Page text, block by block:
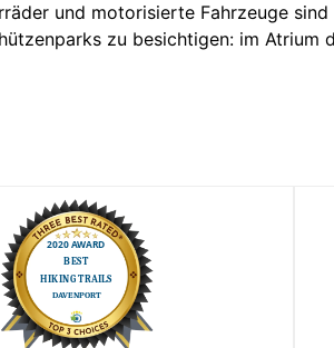
und motorisierte Fahrzeuge
zu besichtigen: im Atrium